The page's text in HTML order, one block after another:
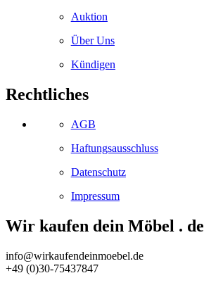
Auktion
Über Uns
Kündigen
Rechtliches
AGB
Haftungsausschluss
Datenschutz
Impressum
Wir kaufen dein Möbel . de
info@wirkaufendeinmoebel.de
+49 (0)30-75437847